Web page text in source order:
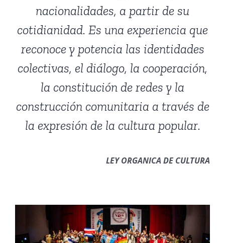
nacionalidades, a partir de su
cotidianidad. Es una experiencia que
reconoce y potencia las identidades
colectivas, el diálogo, la cooperación,
la constitución de redes y la
construcción comunitaria a través de
la expresión de la cultura popular.
LEY ORGANICA DE CULTURA